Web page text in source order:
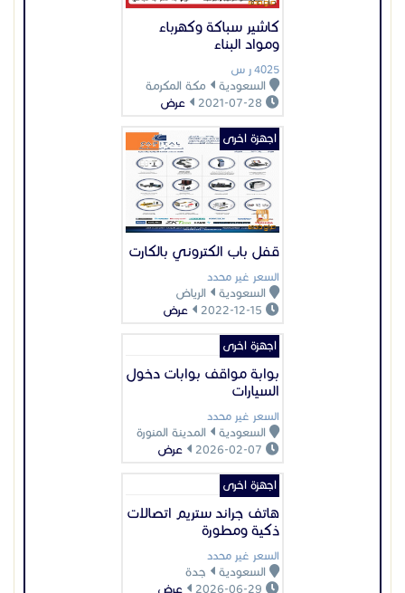
كاشير سباكة وكهرباء
ومواد البناء
4025 ر س
السعودية
مكة المكرمة
عرض
قفل باب الكتروني بالكارت
السعر غير محدد
السعودية
الرياض
عرض
اجهزة اخرى
بوابة مواقف بوابات دخول
السيارات
السعر غير محدد
السعودية
المدينة المنورة
عرض
اجهزة اخرى
هاتف جراند ستريم اتصالات
ذكية ومطورة
السعر غير محدد
السعودية
جدة
عرض
اجهزة اخرى